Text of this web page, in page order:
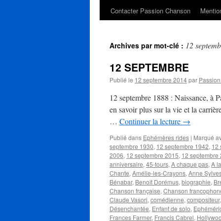
Contacter Passion Chanson
Archives par mot-clé : 12
12 SEPTEMBRE
Publié le 12 septembre 2014par
12 septembre 1888 : Naissance,
en savoir plus sur la vie et la
… Continuer la lecture →
Publié dans Ephémères rides | Marqué
septembre 1930, 12 septembre 1942, 12
2006, 12 septembre 2015, 12 septembre
anniversaire, 45-tours, A chaque pas, A
Chante, Amélie-les-Crayons, Anne
Bénabar, Benoît Dorémus, biographie,
Chanson française, Chanson
Claude Vasori, comédienne, compositeur,
Désenchantée, Enfant de solo,
Frances Farmer, Francis Cabrel,